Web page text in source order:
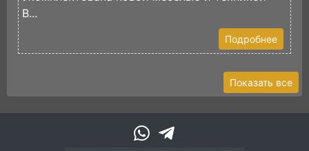
В...
Подробнее
Показать все